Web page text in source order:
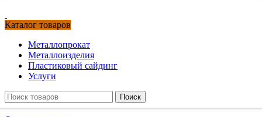
Каталог товаров
Металлопрокат
Металлоизделия
Пластиковый сайдинг
Услуги
Поиск